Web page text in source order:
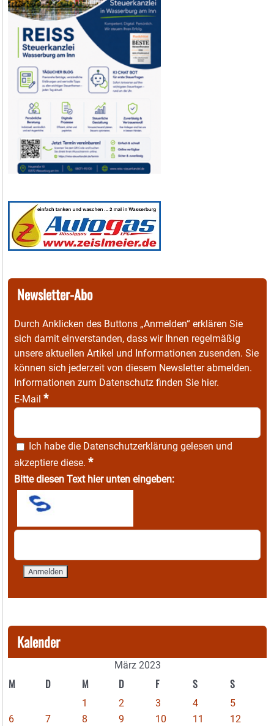
Newsletter-Abo
Durch Anklicken des Buttons „Anmelden“ erklären Sie
sich damit einverstanden, dass wir Ihnen regelmäßig
unsere aktuellen Artikel und Informationen zusenden. Sie
können sich jederzeit von diesem Newsletter abmelden.
Informationen zum Datenschutz finden Sie hier.
E-Mail *
Ich habe die Datenschutzerklärung gelesen und
akzeptiere diese. *
Bitte diesen Text hier unten eingeben:
Kalender
März 2023
M D M D F S S
1 2 3 4
5
6
7 8 9 10 11
12